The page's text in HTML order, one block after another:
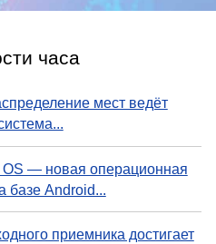
часа
мест ведёт
— новая операционная
базе Android...
приемника достигает